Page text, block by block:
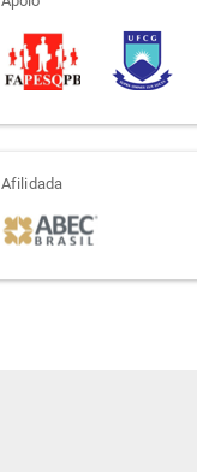
afiliada
Afilidada